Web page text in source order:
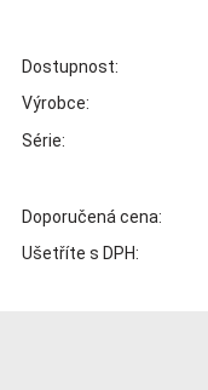
Dostupnost:
Výrobce:
Série:
Doporučená cena:
Ušetříte s DPH: